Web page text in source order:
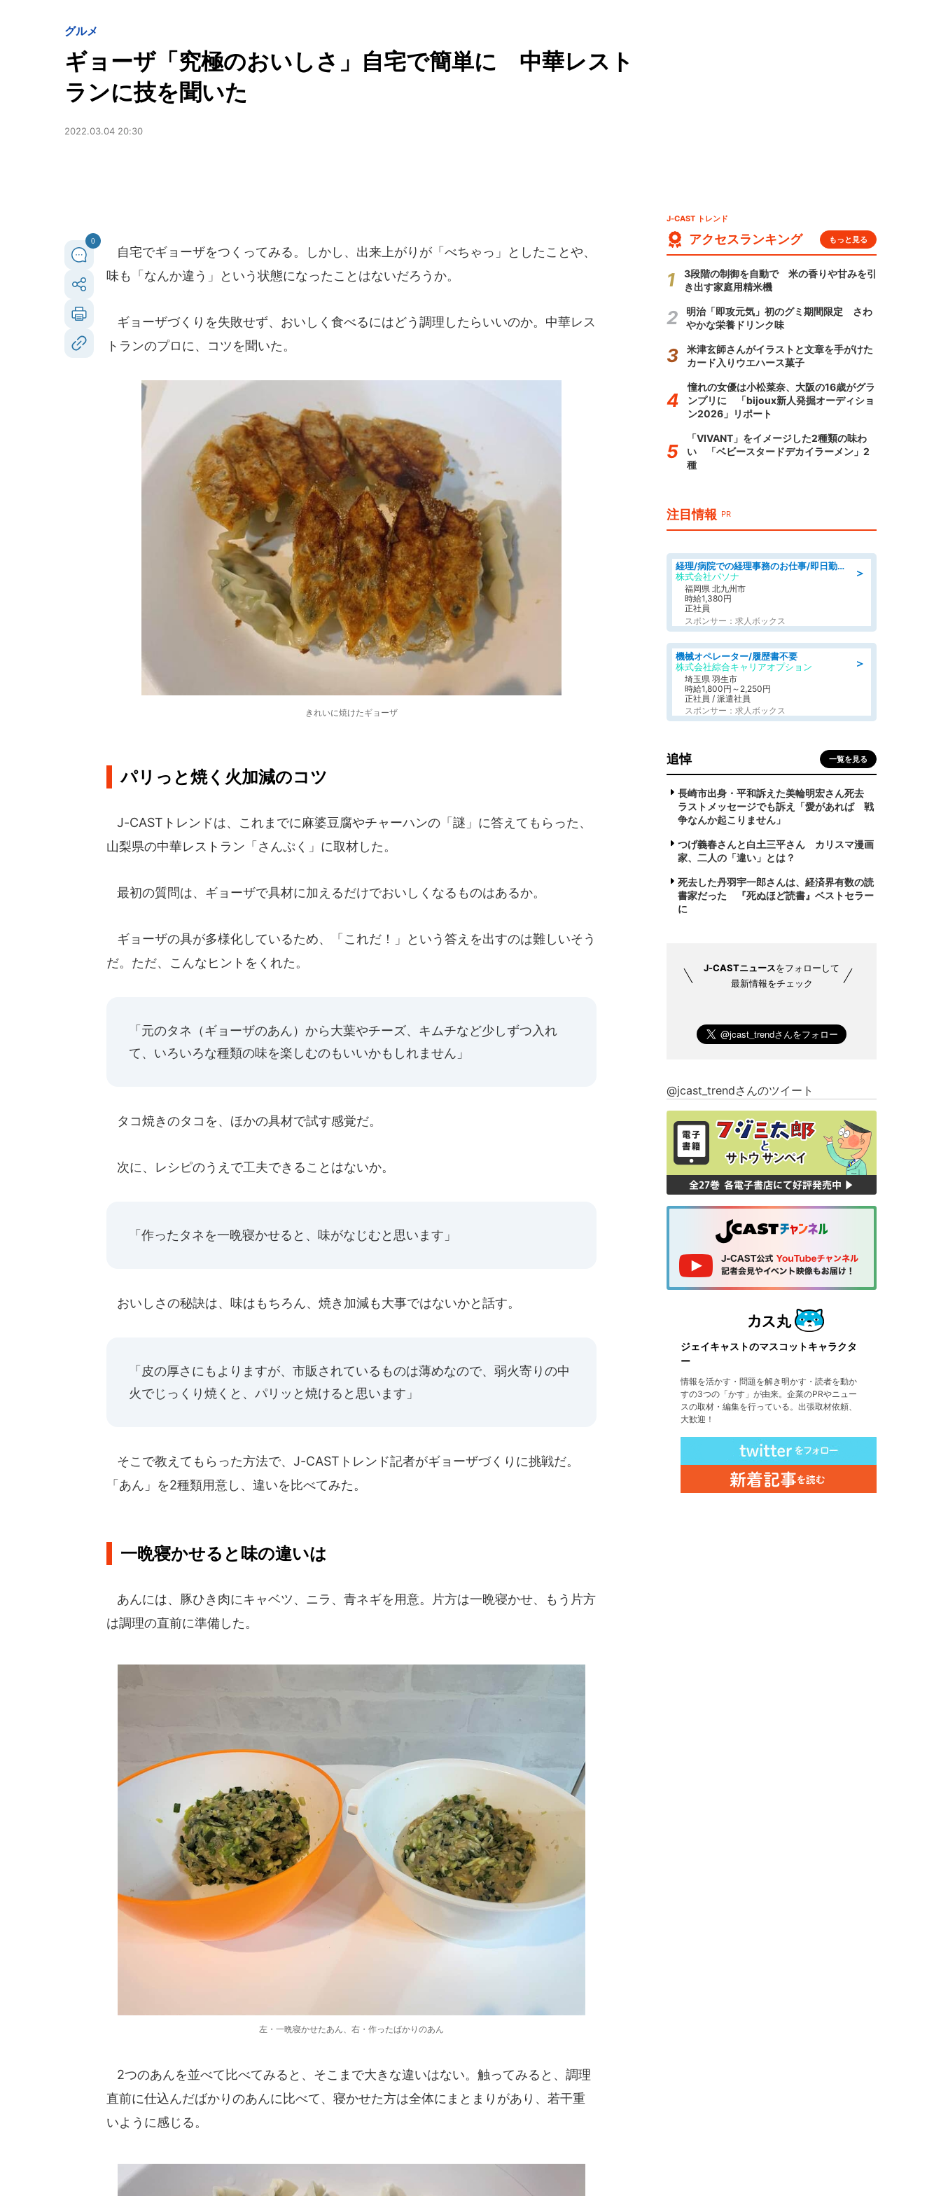
グルメ
ギョーザ「究極のおいしさ」自宅で簡単に 中華レスト
ランに技を聞いた
2022.03.04 20:30
0
自宅でギョーザをつくってみる。しかし、出来上がりが「べちゃっ」としたことや、
味も「なんか違う」という状態になったことはないだろうか。
ギョーザづくりを失敗せず、おいしく食べるにはどう調理したらいいのか。中華レス
トランのプロに、コツを聞いた。
きれいに焼けたギョーザ
パリっと焼く火加減のコツ
J-CASTトレンドは、これまでに麻婆豆腐やチャーハンの「謎」に答えてもらった、
山梨県の中華レストラン「さんぷく」に取材した。
最初の質問は、ギョーザで具材に加えるだけでおいしくなるものはあるか。
ギョーザの具が多様化しているため、「これだ！」という答えを出すのは難しいそう
だ。ただ、こんなヒントをくれた。
「元のタネ（ギョーザのあん）から大葉やチーズ、キムチなど少しずつ入れ
て、いろいろな種類の味を楽しむのもいいかもしれません」
タコ焼きのタコを、ほかの具材で試す感覚だ。
次に、レシピのうえで工夫できることはないか。
「作ったタネを一晩寝かせると、味がなじむと思います」
おいしさの秘訣は、味はもちろん、焼き加減も大事ではないかと話す。
「皮の厚さにもよりますが、市販されているものは薄めなので、弱火寄りの中
火でじっくり焼くと、パリッと焼けると思います」
そこで教えてもらった方法で、J-CASTトレンド記者がギョーザづくりに挑戦だ。
「あん」を2種類用意し、違いを比べてみた。
一晩寝かせると味の違いは
あんには、豚ひき肉にキャベツ、ニラ、青ネギを用意。片方は一晩寝かせ、もう片方
は調理の直前に準備した。
左・一晩寝かせたあん、右・作ったばかりのあん
2つのあんを並べて比べてみると、そこまで大きな違いはない。触ってみると、調理
直前に仕込んだばかりのあんに比べて、寝かせた方は全体にまとまりがあり、若干重
いように感じる。
J-CAST トレンド
アクセスランキング もっと見る
3段階の制御を自動で 米の香りや甘みを引
き出す家庭用精米機
明治「即攻元気」初のグミ期間限定 さわ
やかな栄養ドリンク味
米津玄師さんがイラストと文章を手がけた
カード入りウエハース菓子
憧れの女優は小松菜奈、大阪の16歳がグラ
ンプリに 「bijoux新人発掘オーディショ
ン2026」リポート
「VIVANT」をイメージした2種類の味わ
い 「ベビースタードデカイラーメン」2
種
注目情報 PR
＞
経理/病院での経理事務のお仕事/即日勤務可/車通勤可/経理/一般事務
株式会社パソナ
福岡県 北九州市
時給1,380円
正社員
スポンサー：求人ボックス
＞
機械オペレーター/履歴書不要
株式会社綜合キャリアオプション
埼玉県 羽生市
時給1,800円～2,250円
正社員 / 派遣社員
スポンサー：求人ボックス
追悼 一覧を見る
長崎市出身・平和訴えた美輪明宏さん死去
ラストメッセージでも訴え「愛があれば 戦
争なんか起こりません」
つげ義春さんと白土三平さん カリスマ漫画
家、二人の「違い」とは？
死去した丹羽宇一郎さんは、経済界有数の読
書家だった 『死ぬほど読書』ベストセラー
に
J-CASTニュースをフォローして
最新情報をチェック
@jcast_trendさんのツイート
ジェイキャストのマスコットキャラクタ
ー
情報を活かす・問題を解き明かす・読者を動か
すの3つの「かす」が由来。企業のPRやニュー
スの取材・編集を行っている。出張取材依頼、
大歓迎！